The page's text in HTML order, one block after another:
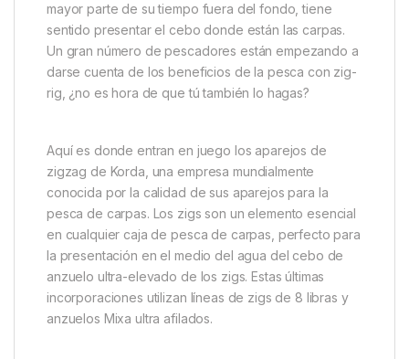
Descripción Specification
Korda Ready Zigs 10′
Los zigs son cada vez más populares y no es difícil
ver por qué. Dado que las carpas prefieren pasar la
mayor parte de su tiempo fuera del fondo, tiene
sentido presentar el cebo donde están las carpas.
Un gran número de pescadores están empezando a
darse cuenta de los beneficios de la pesca con zig-
rig, ¿no es hora de que tú también lo hagas?